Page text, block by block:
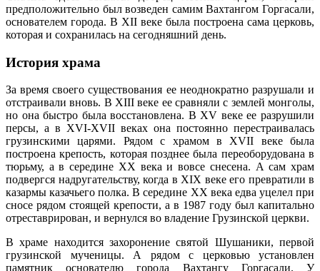
предположительно был возведен самим Вахтангом Горгасали,
основателем города. В XII веке была построена сама церковь,
которая и сохранилась на сегодняшний день.
История храма
За время своего существования ее неоднократно разрушали и
отстраивали вновь. В XIII веке ее сравняли с землей монголы,
но она быстро была восстановлена. В XV веке ее разрушили
персы, а в XVI-XVII веках она постоянно перестраивалась
грузинскими царями. Рядом с храмом в XVII веке была
построена крепость, которая позднее была переоборудована в
тюрьму, а в середине XX века и вовсе снесена. А сам храм
подвергся надругательству, когда в XIX веке его превратили в
казармы казачьего полка. В середине XX века едва уцелел при
сносе рядом стоящей крепости, а в 1987 году был капитально
отреставрирован, и вернулся во владение Грузинской церкви.
В храме находится захоронение святой Шушаники, первой
грузинской мученицы. А рядом с церковью установлен
памятник основателю города Вахтангу Горгасали. У